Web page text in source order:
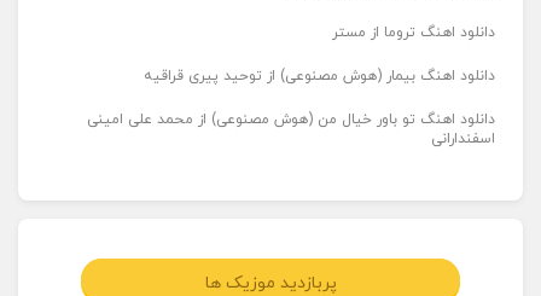
دانلود اهنگ تروما از مستر
دانلود اهنگ بیمار (هوش مصنوعی) از توحید پیری قراقیه
دانلود اهنگ تو باور خیال من (هوش مصنوعی) از محمد علی امینی
اسفندارانی
پربازدید موزیک ها